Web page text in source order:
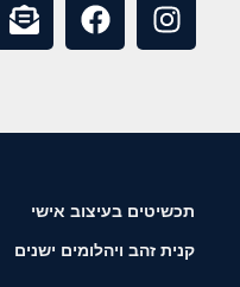
תכשיטים בעיצוב אישי
קנית זהב ויהלומים ישנים